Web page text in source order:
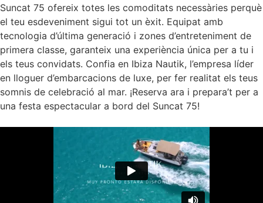
Suncat 75 ofereix totes les comoditats necessàries perquè
el teu esdeveniment sigui tot un èxit. Equipat amb
tecnologia d’última generació i zones d’entreteniment de
primera classe, garanteix una experiència única per a tu i
els teus convidats. Confia en Ibiza Nautik, l’empresa líder
en lloguer d’embarcacions de luxe, per fer realitat els teus
somnis de celebració al mar. ¡Reserva ara i prepara’t per a
una festa espectacular a bord del Suncat 75!